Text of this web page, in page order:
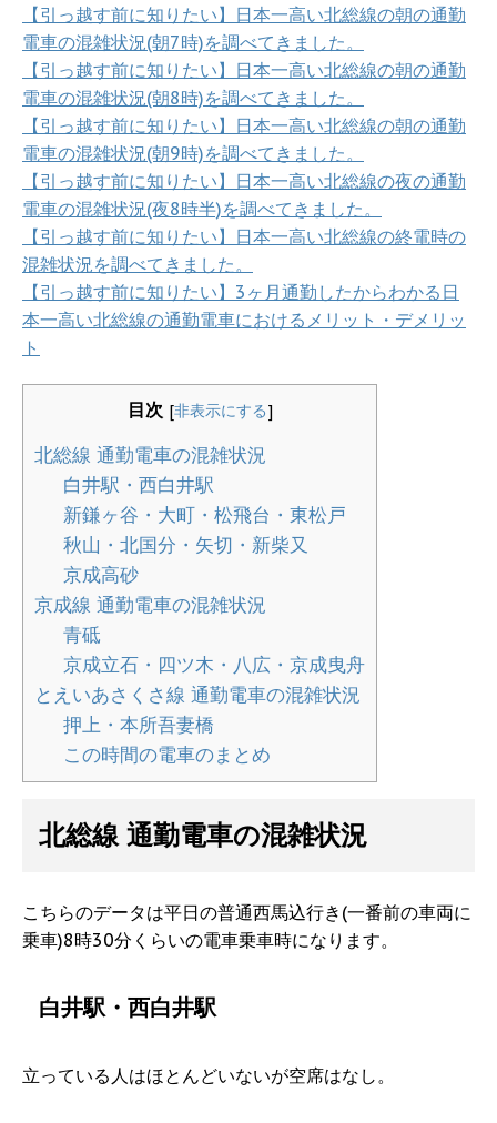
【引っ越す前に知りたい】日本一高い北総線の朝の通勤
電車の混雑状況(朝7時)を調べてきました。
【引っ越す前に知りたい】日本一高い北総線の朝の通勤
電車の混雑状況(朝8時)を調べてきました。
【引っ越す前に知りたい】日本一高い北総線の朝の通勤
電車の混雑状況(朝9時)を調べてきました。
【引っ越す前に知りたい】日本一高い北総線の夜の通勤
電車の混雑状況(夜8時半)を調べてきました。
【引っ越す前に知りたい】日本一高い北総線の終電時の
混雑状況を調べてきました。
【引っ越す前に知りたい】3ヶ月通勤したからわかる日
本一高い北総線の通勤電車におけるメリット・デメリッ
ト
目次 [非表示にする]
北総線 通勤電車の混雑状況
白井駅・西白井駅
新鎌ヶ谷・大町・松飛台・東松戸
秋山・北国分・矢切・新柴又
京成高砂
京成線 通勤電車の混雑状況
青砥
京成立石・四ツ木・八広・京成曳舟
とえいあさくさ線 通勤電車の混雑状況
押上・本所吾妻橋
この時間の電車のまとめ
北総線 通勤電車の混雑状況
こちらのデータは平日の普通西馬込行き(一番前の車両に
乗車)8時30分くらいの電車乗車時になります。
白井駅・西白井駅
立っている人はほとんどいないが空席はなし。